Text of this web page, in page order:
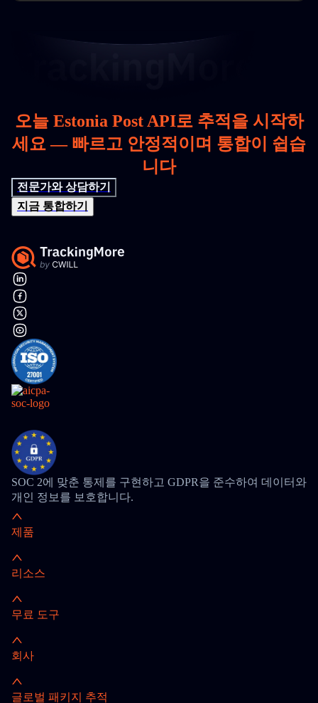
오늘 Estonia Post API로 추적을 시작하
세요 — 빠르고 안정적이며 통합이 쉽습
니다
전문가와 상담하기
지금 통합하기
SOC 2에 맞춘 통제를 구현하고 GDPR을 준수하여 데이터와
개인 정보를 보호합니다.
제품
리소스
무료 도구
회사
글로벌 패키지 추적